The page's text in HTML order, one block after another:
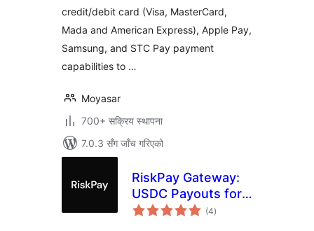
credit/debit card (Visa, MasterCard,
Mada and American Express), Apple Pay,
Samsung, and STC Pay payment
capabilities to …
Moyasar
700+ सक्रिय स्थापना
7.0.3 सँग जाँच गरिएको
RiskPay Gateway:
USDC Payouts for
WooCommerce
(4कुल
रेटिङ्गहरू
)